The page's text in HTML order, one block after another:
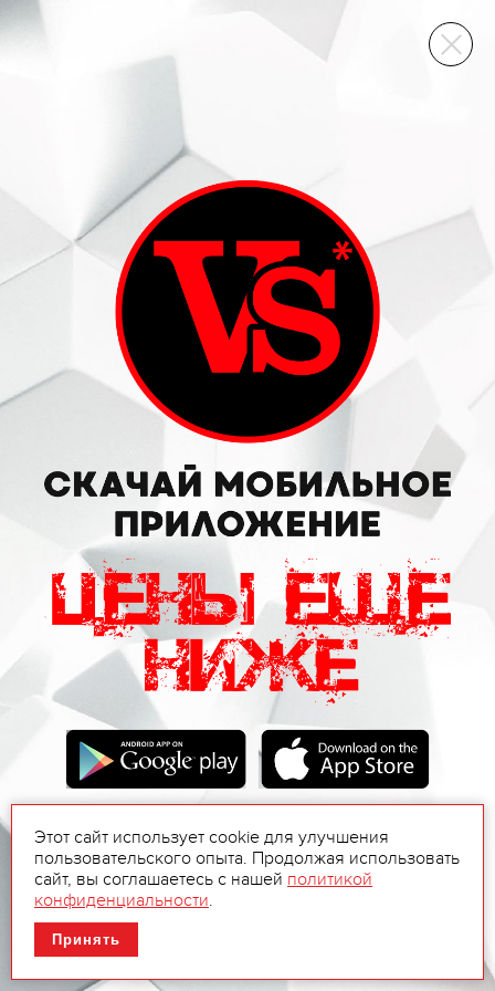
ВИННЫЙ СКЛАД
Этот сайт использует cookie для улучшения
пользовательского опыта. Продолжая использовать
сайт, вы соглашаетесь с нашей политикой
конфиденциальности.
Принять